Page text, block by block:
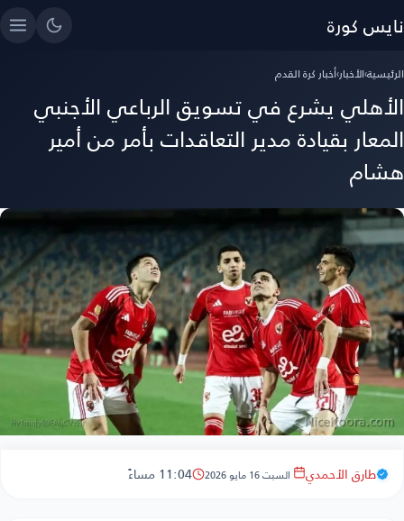
نايس كورة
الرئيسية›الأخبار›أخبار كرة القدم
الأهلي يشرع في تسويق الرباعي الأجنبي
المعار بقيادة مدير التعاقدات بأمر من أمير
هشام
طارق الأحمدي السبت 16 مايو 2026 11:04 مساءً